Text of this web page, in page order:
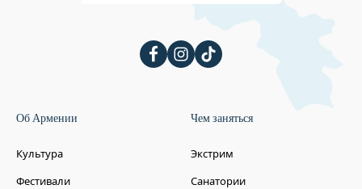
Об Армении
Культура
Фестивали
Чем заняться
Экстрим
Санатории